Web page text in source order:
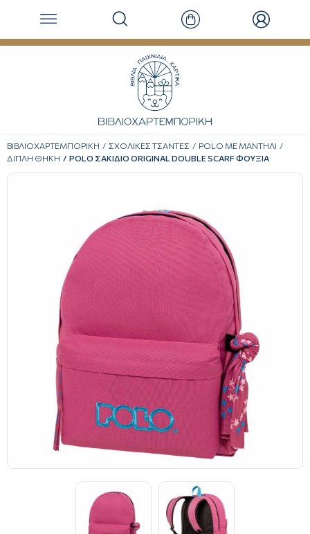
ΒΙΒΛΙΟΧΑΡΤΕΜΠΟΡΙΚΗ ΣΧΟΛΙΚΕΣ ΤΣΑΝΤΕΣ
POLO ΜΕ ΜΑΝΤΗΛΙ
ΔΙΠΛΗ ΘΗΚΗ
POLO ΣΑΚΙΔΙΟ ORIGINAL DOUBLE SCARF ΦΟΥΞΙΑ